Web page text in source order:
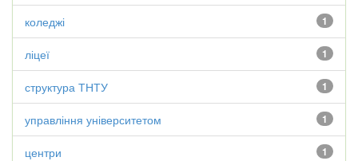
1
коледжі
1
ліцеї
1
структура ТНТУ
1
управління університетом
1
центри